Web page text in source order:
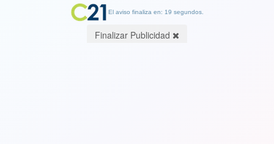
El aviso finaliza en: 19 segundos.
Finalizar Publicidad